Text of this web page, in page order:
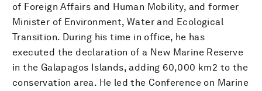
of Foreign Affairs and Human Mobility, and former
Minister of Environment, Water and Ecological
Transition. During his time in office, he has
executed the declaration of a New Marine Reserve
in the Galapagos Islands, adding 60,000 km2 to the
conservation area. He led the Conference on Marine